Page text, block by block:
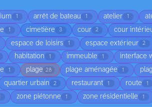
1 arrêt de bateau 1 atelier 1
1 cimetière 3 cour 2 cour
espace de loisirs 1 espace extérieur 2
habitation 1 immeuble 1 interface
1 plage 28 plage aménagée 1
quartier urbain 2 restaurant 1 route 1
zone piétonne 1 zone résidentielle 1